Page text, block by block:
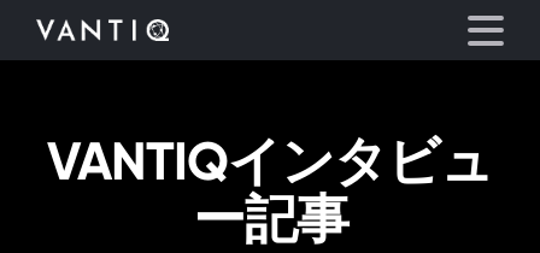
プラットフォーム
VANTIQインタビュ
ー記事